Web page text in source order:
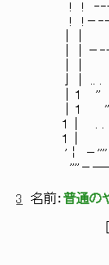
! !
! !－‐‐
││ ｰ―‐
││－‐‐ ｌ‐
││ └￤
亅│ .. .
│１ '' !..ﾆ
│１ ''
１│ . .
１│ －
'￤ －'''' .....
''''－
3 名前： 普通の
[!
(_}
i